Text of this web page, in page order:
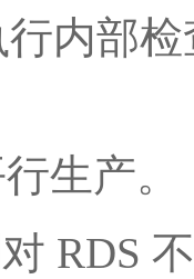
内部
生产。
RDS